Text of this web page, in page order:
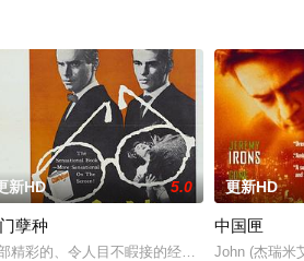
地医院里，弗雷德（洛克·哈德森 Rock
新HD 5.0
孽种
精彩的、令人目不睱接的经典法庭片，聚焦于
更新HD
中国匣
John (杰瑞米